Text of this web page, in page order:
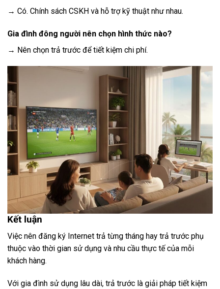
→ Có. Chính sách CSKH và hỗ trợ kỹ thuật như nhau.
Gia đình đông người nên chọn hình thức nào?
→ Nên chọn trả trước để tiết kiệm chi phí.
Kết luận
Việc nên đăng ký Internet trả từng tháng hay trả trước phụ
thuộc vào thời gian sử dụng và nhu cầu thực tế của mỗi
khách hàng.
Với gia đình sử dụng lâu dài, trả trước là giải pháp tiết kiệm